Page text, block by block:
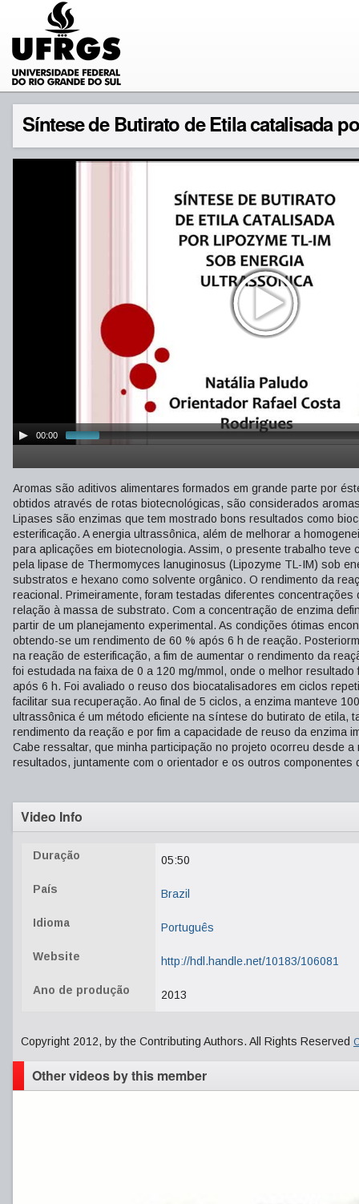
Síntese de Butirato de Etila catalisada
00:00
Aromas são aditivos alimentares formados em grande parte por
obtidos através de rotas biotecnológicas, são considerados
Lipases são enzimas que tem mostrado bons resultados como
esterificação. A energia ultrassônica, além de melhorar a
para aplicações em biotecnologia. Assim, o presente trabalho
pela lipase de Thermomyces lanuginosus (Lipozyme TL-IM) sob
substratos e hexano como solvente orgânico. O rendimento da
reacional. Primeiramente, foram testadas diferentes
relação à massa de substrato. Com a concentração de enzima
partir de um planejamento experimental. As condições ótimas
obtendo-se um rendimento de 60 % após 6 h de reação.
na reação de esterificação, a fim de aumentar o rendimento da
foi estudada na faixa de 0 a 120 mg/mmol, onde o melhor
após 6 h. Foi avaliado o reuso dos biocatalisadores em ciclos
facilitar sua recuperação. Ao final de 5 ciclos, a enzima manteve
ultrassônica é um método eficiente na síntese do butirato de etila,
rendimento da reação e por fim a capacidade de reuso da enzima
Cabe ressaltar, que minha participação no projeto ocorreu desde
resultados, juntamente com o orientador e os outros componentes
Video Info
Duração 05:50
País Brazil
Idioma Português
Website http://hdl.handle.net/10183/106081
Ano de produção 2013
Copyright 2012, by the Contributing Authors. All Rights Reserved
Other videos by this member